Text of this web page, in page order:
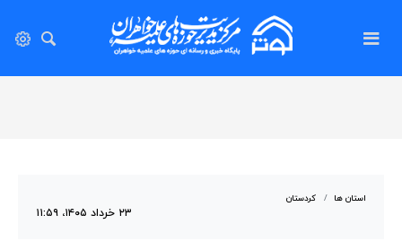
استان ها کردستان
۲۳ خرداد ۱۴۰۵، ۱۱:۵۹